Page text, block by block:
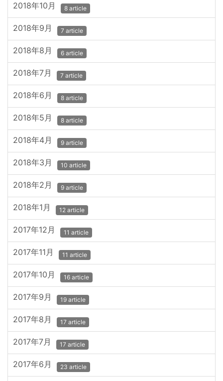
2018年10月 8 article
2018年9月 7 article
2018年8月 6 article
2018年7月 7 article
2018年6月 8 article
2018年5月 8 article
2018年4月 9 article
2018年3月 10 article
2018年2月 9 article
2018年1月 12 article
2017年12月 11 article
2017年11月 11 article
2017年10月 16 article
2017年9月 19 article
2017年8月 17 article
2017年7月 17 article
2017年6月 23 article